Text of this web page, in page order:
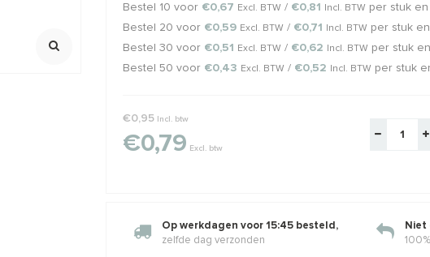
Bestel 10 voor €0,67 Excl. BTW / €0,81 Incl. BTW per stuk
Bestel 20 voor €0,59 Excl. BTW / €0,71 Incl. BTW per stuk
Bestel 30 voor €0,51 Excl. BTW / €0,62 Incl. BTW per stuk
Bestel 50 voor €0,43 Excl. BTW / €0,52 Incl. BTW per stuk
€0,95 Incl. btw
€0,79 Excl. btw
Op werkdagen voor 15:45 besteld,
zelfde dag verzonden
Niet